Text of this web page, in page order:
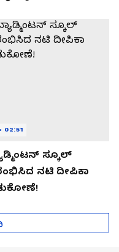
ಸ್ಕೂಲ್​
ನಟಿ ದೀಪಿಕಾ
02:51